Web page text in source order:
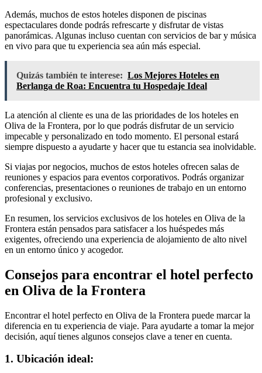
Además, muchos de estos hoteles disponen de piscinas
espectaculares donde podrás refrescarte y disfrutar de vistas
panorámicas. Algunas incluso cuentan con servicios de bar y música
en vivo para que tu experiencia sea aún más especial.
Quizás también te interese: Los Mejores Hoteles en
Berlanga de Roa: Encuentra tu Hospedaje Ideal
La atención al cliente es una de las prioridades de los hoteles en
Oliva de la Frontera, por lo que podrás disfrutar de un servicio
impecable y personalizado en todo momento. El personal estará
siempre dispuesto a ayudarte y hacer que tu estancia sea inolvidable.
Si viajas por negocios, muchos de estos hoteles ofrecen salas de
reuniones y espacios para eventos corporativos. Podrás organizar
conferencias, presentaciones o reuniones de trabajo en un entorno
profesional y exclusivo.
En resumen, los servicios exclusivos de los hoteles en Oliva de la
Frontera están pensados para satisfacer a los huéspedes más
exigentes, ofreciendo una experiencia de alojamiento de alto nivel
en un entorno único y acogedor.
Consejos para encontrar el hotel perfecto
en Oliva de la Frontera
Encontrar el hotel perfecto en Oliva de la Frontera puede marcar la
diferencia en tu experiencia de viaje. Para ayudarte a tomar la mejor
decisión, aquí tienes algunos consejos clave a tener en cuenta.
1. Ubicación ideal: